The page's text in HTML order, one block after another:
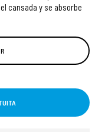
cansada y se absorbe